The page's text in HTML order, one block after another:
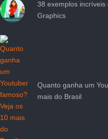
38 exemplos
Graphics
Quanto ganha um
mais do Brasil